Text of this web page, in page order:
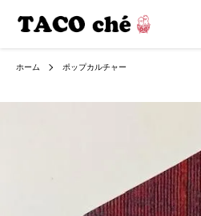
ホーム ポップカルチャー